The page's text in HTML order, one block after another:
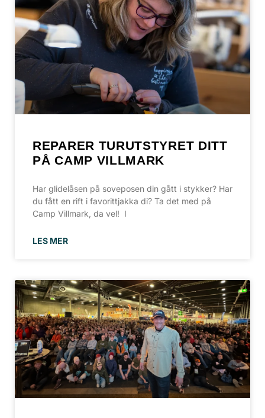
REPARER TURUTSTYRET DITT
PÅ CAMP VILLMARK
Har glidelåsen på soveposen din gått i stykker? Har
du fått en rift i favorittjakka di? Ta det med på
Camp Villmark, da vel! I
LES MER